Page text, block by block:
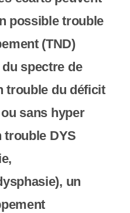
possible trouble
(TND)
spectre de
trouble du déficit
sans hyper
trouble DYS
un